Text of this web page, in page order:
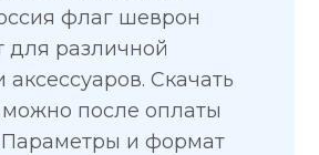
флаг шеврон
для различной
Скачать
после оплаты
Параметры и формат